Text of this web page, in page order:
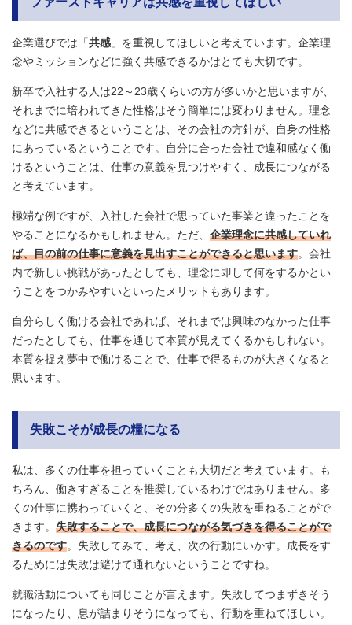
企業選びでは「共感 」を重視してほしいと考えています。企業理
念やミッションなどに強く共感できるかはとても大切です。
新卒で入社する人は22～23歳くらいの方が多いかと思いますが、
それまでに培われてきた性格はそう簡単には変わりません。理念
などに共感できるということは、その会社の方針が、自身の性格
にあっているということです。自分に合った会社で違和感なく働
けるということは、仕事の意義を見つけやすく、成長につながる
と考えています。
極端な例ですが、入社した会社で思っていた事業と違ったことを
やることになるかもしれません。ただ、 企業理念に共感していれ
ば、目の前の仕事に意義を見出すことができると思います。会社
内で新しい挑戦があったとしても、理念に即して何をするかとい
うことをつかみやすいといったメリットもあります。
自分らしく働ける会社であれば、それまでは興味のなかった仕事
だったとしても、仕事を通じて本質が見えてくるかもしれない。
本質を捉え夢中で働けることで、仕事で得るものが大きくなると
思います。
失敗こそが成長の糧になる
私は、多くの仕事を担っていくことも大切だと考えています。も
ちろん、働きすぎることを推奨しているわけではありません。多
くの仕事に携わっていくと、その分多くの失敗を重ねることがで
きます。 失敗することで、成長につながる気づきを得ることがで
きるのです。失敗してみて、考え、次の行動にいかす。成長をす
るためには失敗は避けて通れないということですね。
就職活動についても同じことが言えます。失敗してつまずきそう
になったり、息が詰まりそうになっても、行動を重ねてほしい。